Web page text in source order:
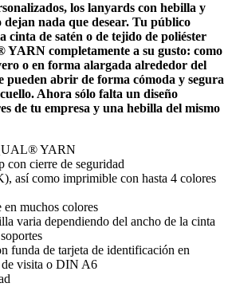
los lanyards con hebilla y
nada que desear. Tu público
cinta de satén o de tejido de poliéster
completamente a su gusto: como
o en forma alargada alrededor del
pueden abrir de forma cómoda y segura
Ahora sólo falta un diseño
de tu empresa y una hebilla del mismo
YARN
con cierre de seguridad
así como imprimible con hasta 4 colores
muchos colores
varia dependiendo del ancho de la cinta
funda de tarjeta de identificación en
de visita o DIN A6